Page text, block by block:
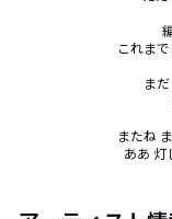
これま
ま
またね
ああ 灯